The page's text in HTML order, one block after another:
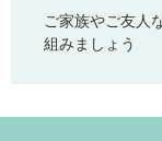
ご家族やご友人
組みましょう